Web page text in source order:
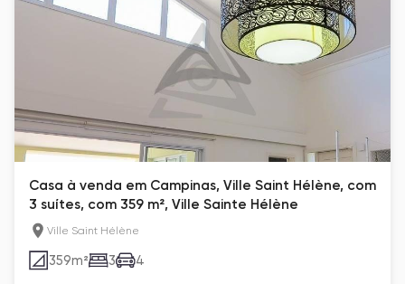
Casa à venda em Campinas, Ville Saint Hélène, com
3 suítes, com 359 m², Ville Sainte Hélène
Ville Saint Hélène
359m² 3 4